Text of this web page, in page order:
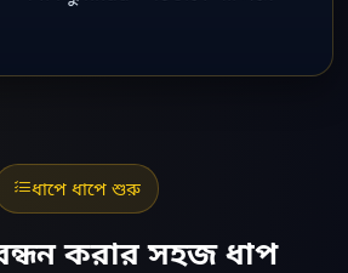
ধাপে ধাপে শুরু
করার সহজ ধাপ